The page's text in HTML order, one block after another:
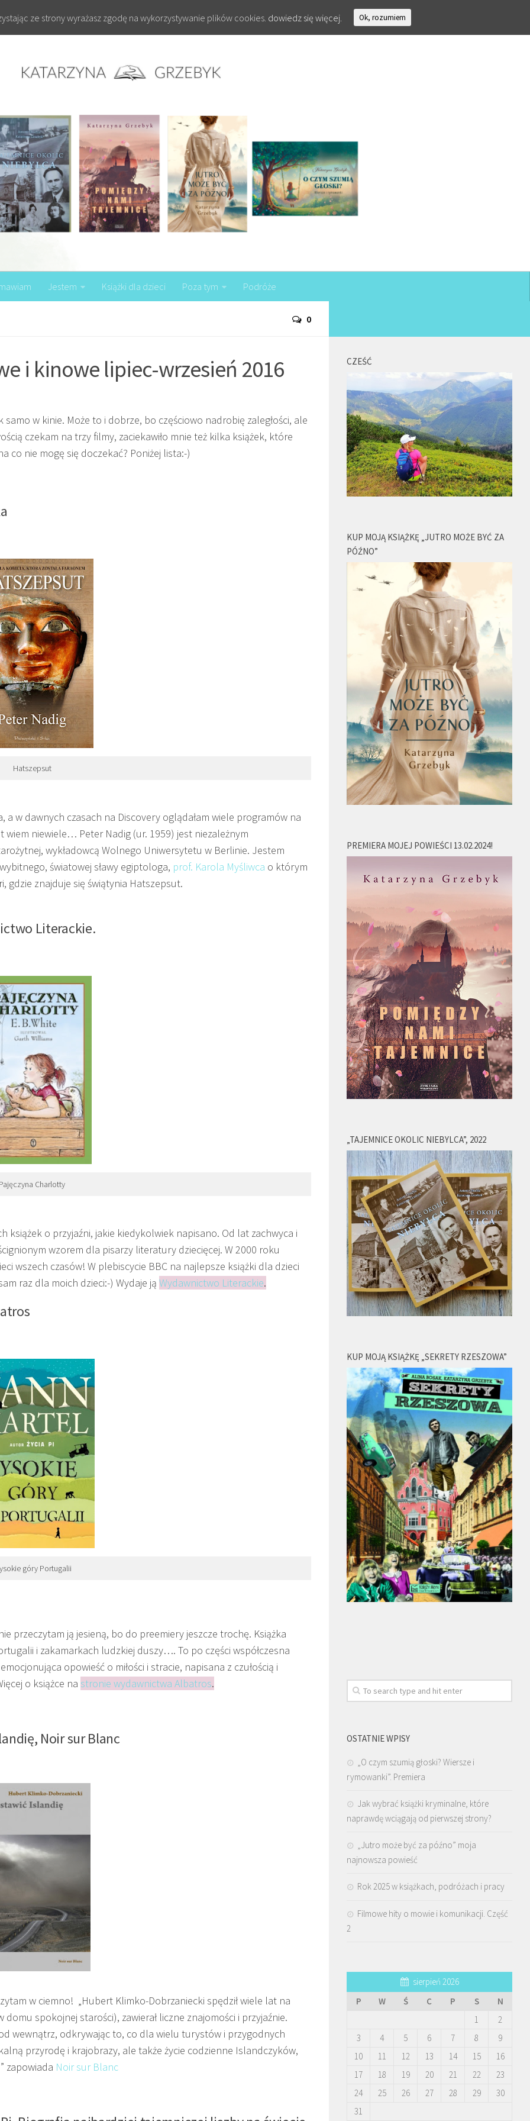
Jestem Książki dla dzieci Poza tym Podróże
0
i kinowe lipiec-wrzesień 2016
w kinie. Może to i dobrze, bo częściowo nadrobię zaległości, ale
czekam na trzy filmy, zaciekawiło mnie też kilka książek, które
co nie mogę się doczekać? Poniżej lista:-)
Hatszepsut
w dawnych czasach na Discovery oglądałam wiele programów na
wiem niewiele… Peter Nadig (ur. 1959) jest niezależnym
wykładowcą Wolnego Uniwersytetu w Berlinie. Jestem
światowej sławy egiptologa, prof. Karola Myśliwca o którym
gdzie znajduje się świątynia Hatszepsut.
Literackie.
Charlotty
książek o przyjaźni, jakie kiedykolwiek napisano. Od lat zachwyca i
wzorem dla pisarzy literatury dziecięcej. W 2000 roku
wszech czasów! W plebiscycie BBC na najlepsze książki dla dzieci
raz dla moich dzieci:-) Wydaje ją Wydawnictwo Literackie.
góry Portugalii
przeczytam ją jesieną, bo do preemiery jeszcze trochę. Książka
i zakamarkach ludzkiej duszy…. To po części współczesna
opowieść o miłości i stracie, napisana z czułością i
o książce na stronie wydawnictwa Albatros.
, Noir sur Blanc
w ciemno! „Hubert Klimko-Dobrzaniecki spędził wiele lat na
domu spokojnej starości), zawierał liczne znajomości i przyjaźnie.
wewnątrz, odkrywając to, co dla wielu turystów i przygodnych
przyrodę i krajobrazy, ale także życie codzienne Islandczyków,
zapowiada Noir sur Blanc
CZEŚĆ
KUP MOJĄ KSIĄŻKĘ „JUTRO MOŻE BYĆ ZA
PÓŹNO”
PREMIERA MOJEJ POWIEŚCI 13.02.2024!
„TAJEMNICE OKOLIC NIEBYLCA”, 2022
KUP MOJĄ KSIĄŻKĘ „SEKRETY RZESZOWA”
OSTATNIE WPISY
„O czym szumią głoski? Wiersze i
rymowanki”. Premiera
Jak wybrać książki kryminalne, które
naprawdę wciągają od pierwszej strony?
„Jutro może być za późno” moja
najnowsza powieść
Rok 2025 w książkach, podróżach i pracy
Filmowe hity o mowie i komunikacji. Część
2
sierpień 2026
P
W Ś C P S
N
1
2
3
4 5 6 7 8
9
10
11 12 13 14 15
16
17
18 19 20 21 22
23
24
25 26 27 28 29
30
31
ze strony wyrażasz zgodę na wykorzystywanie plików cookies. dowiedz się więcej. Ok, rozumiem